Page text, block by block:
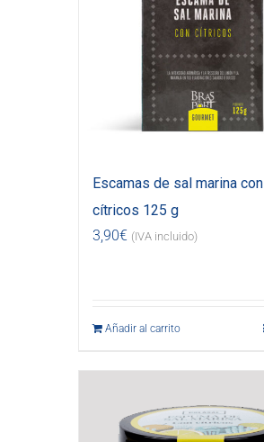
Escamas de sal marina con
cítricos 125 g
3,90€ (IVA incluido)
Añadir al carrito